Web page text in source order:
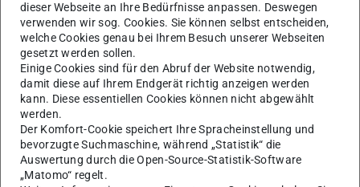
Signalverarbeitung
Kontakt
dieser Webseite an Ihre Bedürfnisse anpassen. Deswegen
verwenden wir sog. Cookies. Sie können selbst entscheiden,
welche Cookies genau bei Ihrem Besuch unserer Webseiten
gesetzt werden sollen.
Einige Cookies sind für den Abruf der Website notwendig,
damit diese auf Ihrem Endgerät richtig anzeigen werden
kann. Diese essentiellen Cookies können nicht abgewählt
werden.
Der Komfort-Cookie speichert Ihre Spracheinstellung und
bevorzugte Suchmaschine, während „Statistik“ die
Auswertung durch die Open-Source-Statistik-Software
„Matomo“ regelt.